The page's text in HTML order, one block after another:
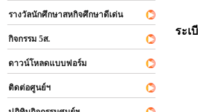
รางวัลนักศึกษาสหกิจศึกษาดีเด่น
กิจกรรม 5ส.
ดาวน์โหลดแบบฟอร์ม
ติดต่อศูนย์ฯ
ระเ